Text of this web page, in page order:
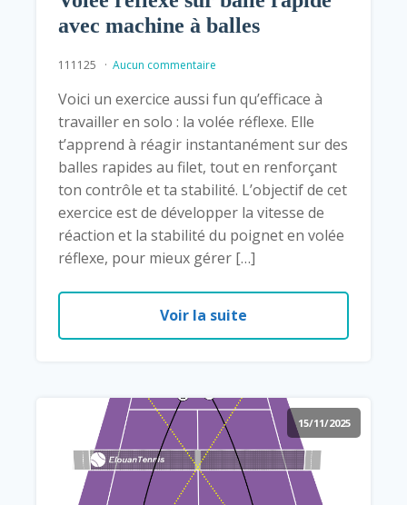
avec machine à balles
111125 Aucun commentaire
Voici un exercice aussi fun qu’efficace à
travailler en solo : la volée réflexe. Elle
t’apprend à réagir instantanément sur des
balles rapides au filet, tout en renforçant
ton contrôle et ta stabilité. L’objectif de cet
exercice est de développer la vitesse de
réaction et la stabilité du poignet en volée
réflexe, pour mieux gérer […]
Voir la suite
15/11/2025